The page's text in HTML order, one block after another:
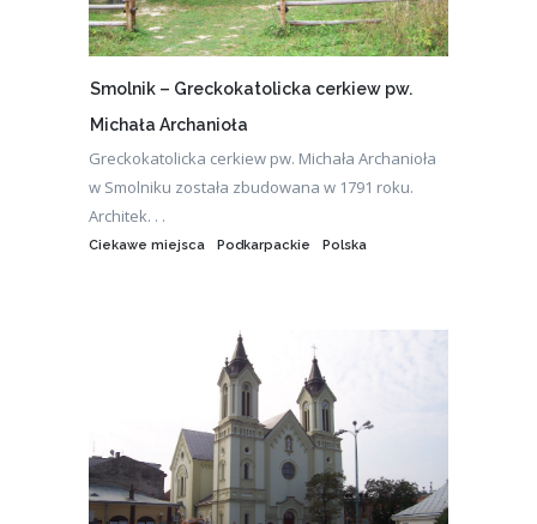
Smolnik – Greckokatolicka cerkiew pw.
Michała Archanioła
Greckokatolicka cerkiew pw. Michała Archanioła
w Smolniku została zbudowana w 1791 roku.
Architek. . .
Ciekawe miejsca Podkarpackie Polska